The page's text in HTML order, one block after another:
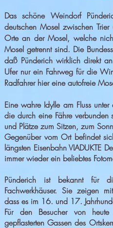
Das schöne Weindorf
deutschen Mosel zwischen
Orte an der Mosel, welche
Mosel getrennt sind. Die
daß Pünderich wirklich direkt
Ufer nur ein Fahrweg für die
Radfahrer hier eine autofreie
Eine wahre Idylle am Fluss
die durch eine Fähre verbunden
und Plätze zum Sitzen, zum
Gegenüber vom Ort befindet
längsten Eisenbahn VIADUKTE
immer wieder ein beliebtes
Pünderich ist bekannt für
Fachwerkhäuser. Sie zeigen
dass es im 16. und 17.
Für den Besucher von
gepflasterten Gassen des